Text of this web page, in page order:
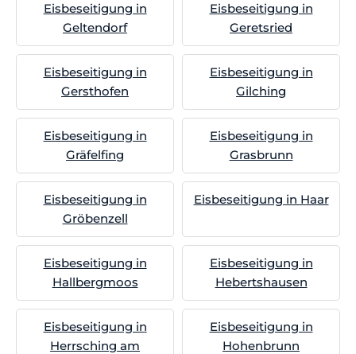
Eisbeseitigung in
Geltendorf
Eisbeseitigung in
Geretsried
Eisbeseitigung in
Gersthofen
Eisbeseitigung in
Gilching
Eisbeseitigung in
Gräfelfing
Eisbeseitigung in
Grasbrunn
Eisbeseitigung in
Gröbenzell
Eisbeseitigung in Haar
Eisbeseitigung in
Hallbergmoos
Eisbeseitigung in
Hebertshausen
Eisbeseitigung in
Herrsching am
Eisbeseitigung in
Hohenbrunn